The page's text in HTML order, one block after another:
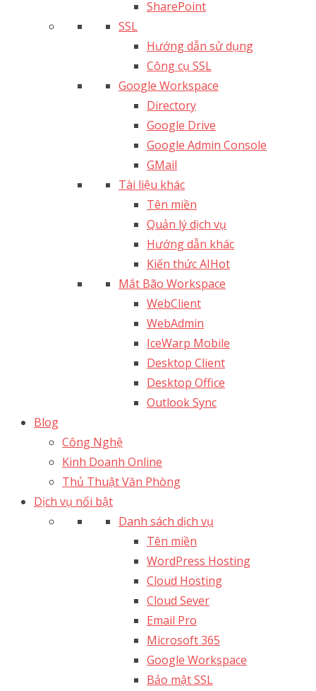
SharePoint
SSL
Hướng dẫn sử dụng
Công cụ SSL
Google Workspace
Directory
Google Drive
Google Admin Console
GMail
Tài liệu khác
Tên miền
Quản lý dịch vụ
Hướng dẫn khác
Kiến thức AIHot
Mắt Bão Workspace
WebClient
WebAdmin
IceWarp Mobile
Desktop Client
Desktop Office
Outlook Sync
Blog
Công Nghệ
Kinh Doanh Online
Thủ Thuật Văn Phòng
Dịch vụ nổi bật
Danh sách dịch vụ
Tên miền
WordPress Hosting
Cloud Hosting
Cloud Sever
Email Pro
Microsoft 365
Google Workspace
Bảo mật SSL